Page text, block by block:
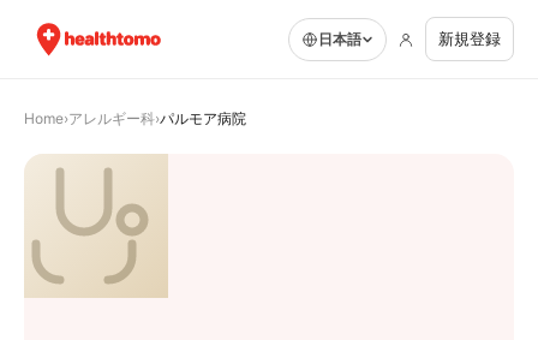
日本語 新規登録
Home›アレルギー科›パルモア病院